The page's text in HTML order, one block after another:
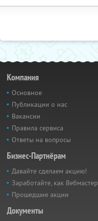
Компания
Основное
Публикации о нас
Вакансии
Правила сервиса
Ответы на вопросы
Бизнес-Партнёрам
Давайте сделаем акцию!
Заработайте, как Вебмастер
Прошедшие акции
Документы